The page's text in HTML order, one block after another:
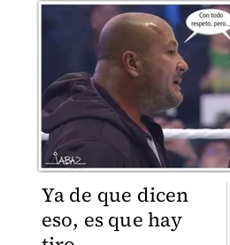
Ya de que dicen
eso, es que hay